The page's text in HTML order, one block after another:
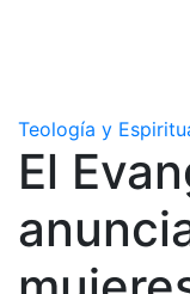
Teología y
El